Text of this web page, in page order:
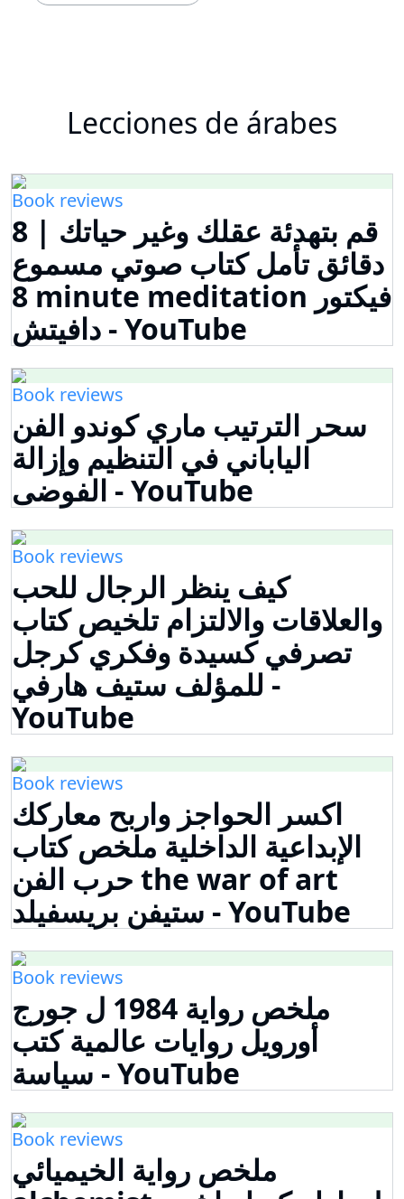
Lecciones de árabes
Book reviews
قم بتهدئة عقلك وغير حياتك | 8
دقائق تأمل كتاب صوتي مسموع
8 minute meditation فيكتور
دافيتش - YouTube
Book reviews
سحر الترتيب ماري كوندو الفن
الياباني في التنظيم وإزالة
الفوضى - YouTube
Book reviews
كيف ينظر الرجال للحب
والعلاقات والالتزام تلخيص كتاب
تصرفي كسيدة وفكري كرجل
للمؤلف ستيف هارفي -
YouTube
Book reviews
اكسر الحواجز واربح معاركك
الإبداعية الداخلية ملخص كتاب
حرب الفن the war of art
ستيفن بريسفيلد - YouTube
Book reviews
ملخص رواية 1984 ل جورج
أورويل روايات عالمية كتب
سياسة - YouTube
Book reviews
ملخص رواية الخيميائي